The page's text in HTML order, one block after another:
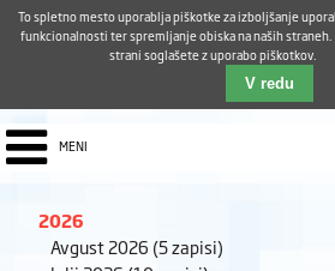
E-pošta ZUDV
MENI
2026
Avgust 2026 (5 zapisi)
To spletno mesto uporablja piškotke za izboljšanje
funkcionalnosti ter spremljanje obiska na naših
strani soglašete z uporabo piškotkov.
V redu